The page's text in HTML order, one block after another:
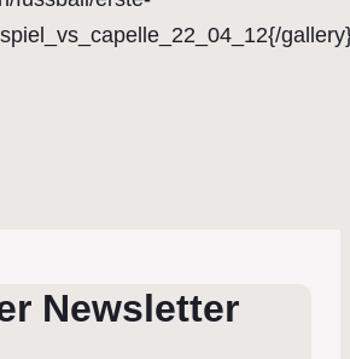
Newsletter